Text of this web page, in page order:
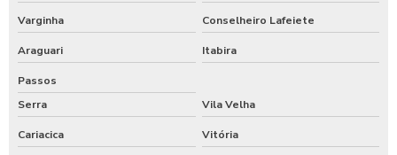
Varginha Conselheiro Lafeiete
Araguari Itabira
Passos
Serra
Vila Velha
Cariacica Vitória